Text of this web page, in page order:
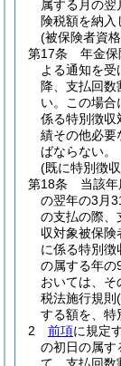
属する月の
険税額を納入
(被保険者資
第17条
年金
よる通知を
降、支払回
い。
この場合
係る特別徴収
績その他必要
ばならない。
(既に特別徴
第18条
当該
の翌年の3月
の支払の際、
収対象被保険
に係る特別徴
の属する年の
おいては、
税法施行規則
する額を、特
2
前項に規定
の初日の属す